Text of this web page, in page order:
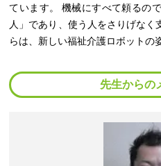
ています。 機械にすべて頼るの
人」であり、使う人をさりげな
らは、新しい福祉介護ロボットの
先生からの